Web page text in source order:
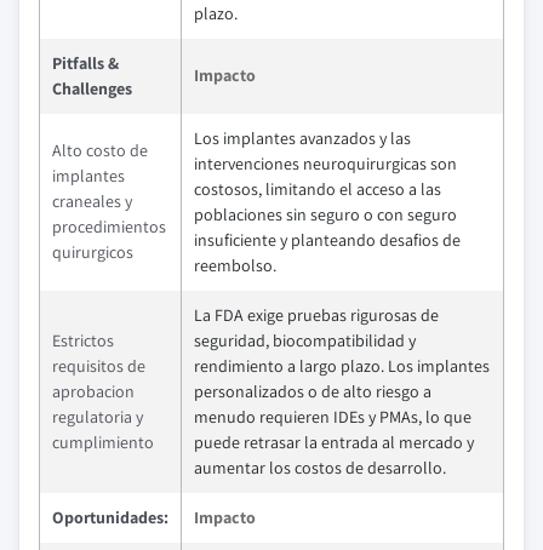
plazo.
Pitfalls &
Challenges
Impacto
Alto costo de
implantes
craneales y
procedimientos
quirurgicos
Los implantes avanzados y las
intervenciones neuroquirurgicas son
costosos, limitando el acceso a las
poblaciones sin seguro o con seguro
insuficiente y planteando desafios de
reembolso.
Estrictos
requisitos de
aprobacion
regulatoria y
cumplimiento
La FDA exige pruebas rigurosas de
seguridad, biocompatibilidad y
rendimiento a largo plazo. Los implantes
personalizados o de alto riesgo a
menudo requieren IDEs y PMAs, lo que
puede retrasar la entrada al mercado y
aumentar los costos de desarrollo.
Oportunidades: Impacto